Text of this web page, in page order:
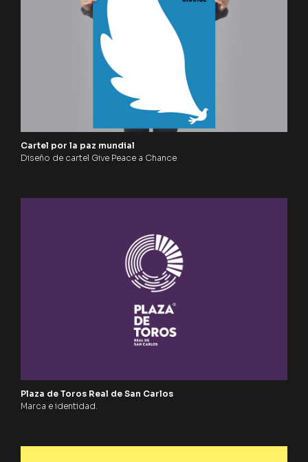
Cartel por la paz mundial
Diseño de cartel Give Peace a Chance
Plaza de Toros Real de San Carlos
Marca e identidad.